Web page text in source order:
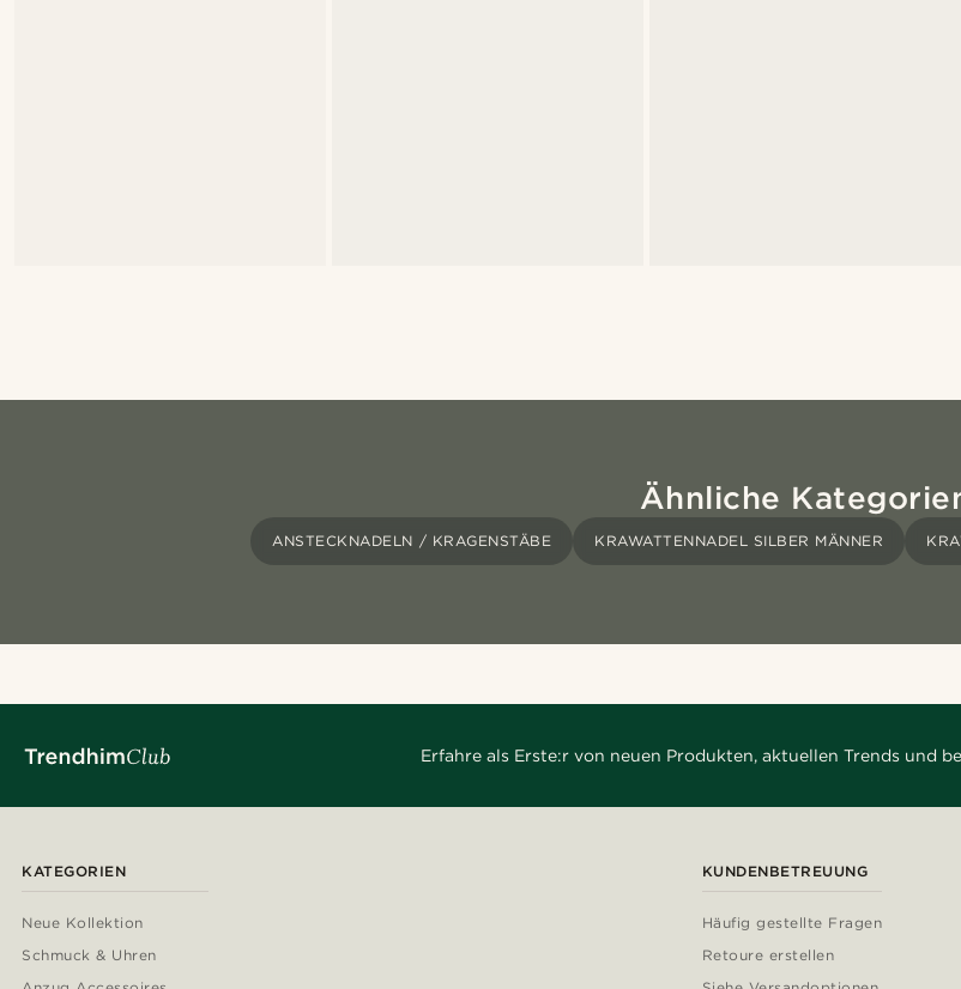
Ähnliche
ANSTECKNADELN / KRAGENSTÄBE KRAWATTENNADEL SILBER MÄNNER
Erfahre als Erste:r von neuen Produkten, aktuellen Trends und
KATEGORIEN
Neue Kollektion
Schmuck & Uhren
KUNDENBETREUUNG
Häufig gestellte Fragen
Retoure erstellen